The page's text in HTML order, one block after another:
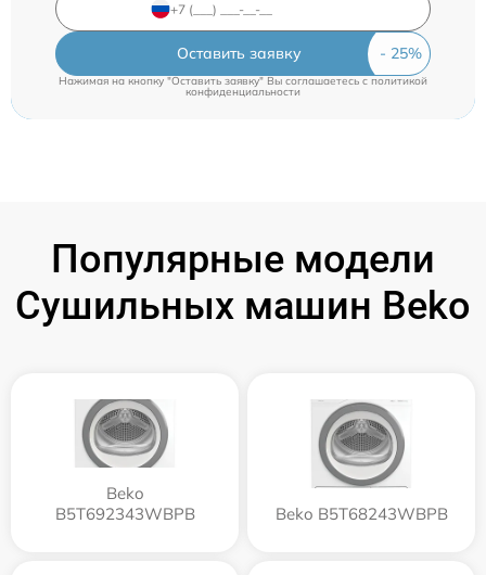
Оставить заявку
Нажимая на кнопку "Оставить заявку" Вы соглашаетесь cполитикой
конфиденциальности
Популярные модели
Сушильных машин Beko
Beko
B5T692343WBPB
Beko B5T68243WBPB